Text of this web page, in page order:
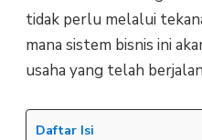
tidak perlu melalui
mana sistem bisnis ini
usaha yang telah
Daftar Isi